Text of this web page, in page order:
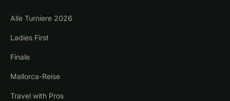
Alle Turniere 2026
Ladies First
Finale
Mallorca-Reise
Travel with Pros